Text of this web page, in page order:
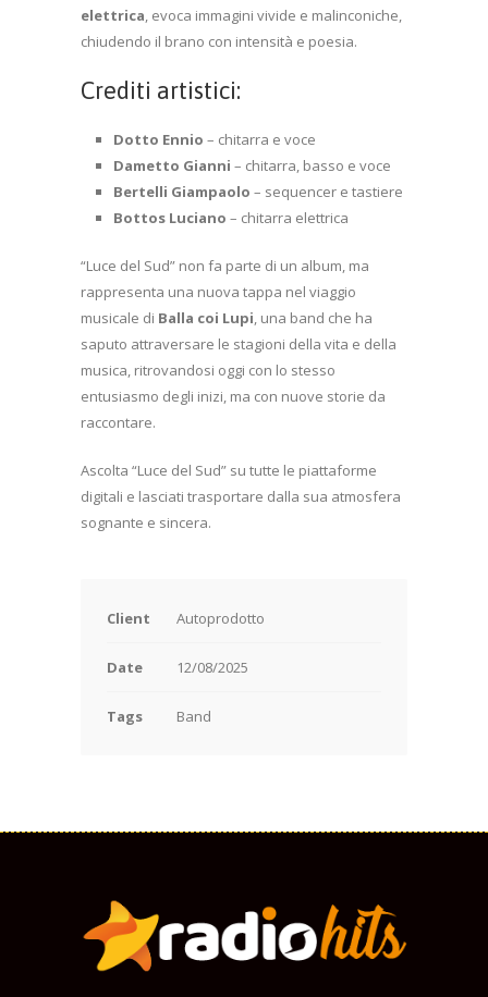
elettrica, evoca immagini vivide e malinconiche,
chiudendo il brano con intensità e poesia.
Crediti artistici:
Dotto Ennio – chitarra e voce
Dametto Gianni – chitarra, basso e voce
Bertelli Giampaolo – sequencer e tastiere
Bottos Luciano – chitarra elettrica
“Luce del Sud” non fa parte di un album, ma
rappresenta una nuova tappa nel viaggio
musicale di Balla coi Lupi, una band che ha
saputo attraversare le stagioni della vita e della
musica, ritrovandosi oggi con lo stesso
entusiasmo degli inizi, ma con nuove storie da
raccontare.
Ascolta “Luce del Sud” su tutte le piattaforme
digitali e lasciati trasportare dalla sua atmosfera
sognante e sincera.
Client Autoprodotto
Date 12/08/2025
Tags Band